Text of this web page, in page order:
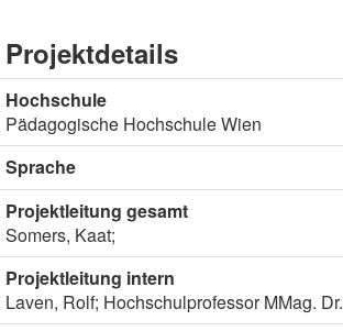
Projektdetails
Hochschule
Pädagogische Hochschule Wien
Sprache
Projektleitung gesamt
Somers, Kaat;
Projektleitung intern
Laven, Rolf; Hochschulprofessor MMag. Dr.